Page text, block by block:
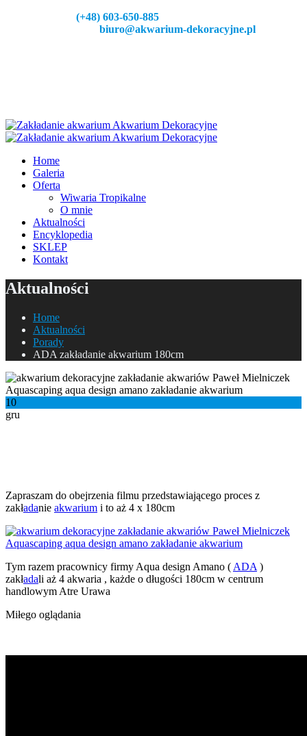
(+48) 603-650-885
biuro@akwarium-dekoracyjne.pl
Home
Galeria
Oferta
Wiwaria Tropikalne
O mnie
Aktualności
Encyklopedia
SKLEP
Kontakt
Aktualności
Home
Aktualności
Porady
ADA zakładanie akwarium 180cm
10
gru
Zapraszam do obejrzenia filmu przedstawiającego proces z
zakładanie akwarium i to aż 4 x 180cm
Tym razem pracownicy firmy Aqua design Amano ( ADA )
zakładali aż 4 akwaria , każde o długości 180cm w centrum
handlowym Atre Urawa
Miłego oglądania